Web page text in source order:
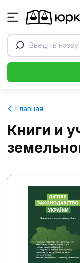
Введіть назву
Главная
Книги и